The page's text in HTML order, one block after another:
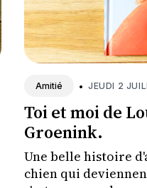
Amitié • JEUDI 2
Toi et moi de
Groenink.
Une belle histoire
chien qui